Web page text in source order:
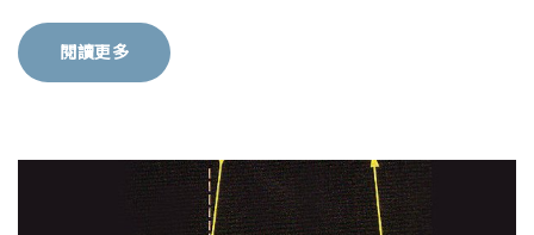
閱讀更多